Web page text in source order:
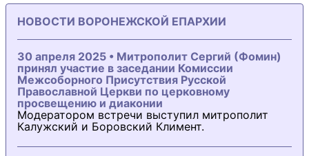
НОВОСТИ ВОРОНЕЖСКОЙ ЕПАРХИИ
30 апреля 2025 • Митрополит Сергий (Фомин)
принял участие в заседании Комиссии
Межсоборного Присутствия Русской
Православной Церкви по церковному
просвещению и диаконии
Модератором встречи выступил митрополит
Калужский и Боровский Климент.